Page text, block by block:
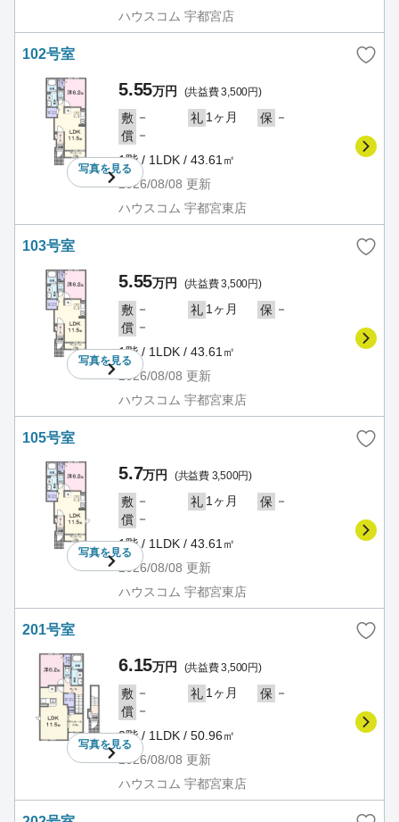
ハウスコム 宇都宮店
102号室
写真を見る
5.55万円 (共益費 3,500円)
敷 － 礼 1ヶ月 保 －
償 －
1階 / 1LDK / 43.61㎡
2026/08/08 更新
ハウスコム 宇都宮東店
103号室
写真を見る
5.55万円 (共益費 3,500円)
敷 － 礼 1ヶ月 保 －
償 －
1階 / 1LDK / 43.61㎡
2026/08/08 更新
ハウスコム 宇都宮東店
105号室
写真を見る
5.7万円 (共益費 3,500円)
敷 － 礼 1ヶ月 保 －
償 －
1階 / 1LDK / 43.61㎡
2026/08/08 更新
ハウスコム 宇都宮東店
201号室
写真を見る
6.15万円 (共益費 3,500円)
敷 － 礼 1ヶ月 保 －
償 －
2階 / 1LDK / 50.96㎡
2026/08/08 更新
ハウスコム 宇都宮東店